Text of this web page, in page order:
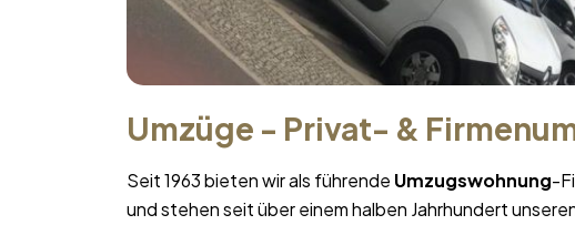
Umzüge - Privat- &
Seit 1963 bieten wir als führende Umzugswohnung-
und stehen seit über einem halben Jahrhundert